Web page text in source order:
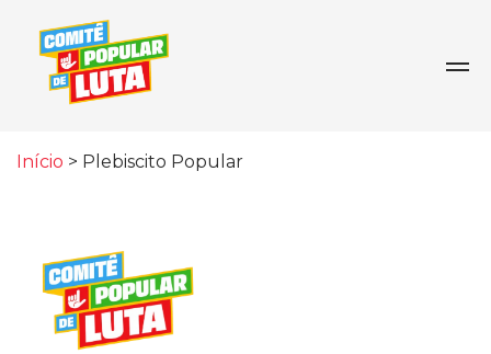
Início > Plebiscito Popular